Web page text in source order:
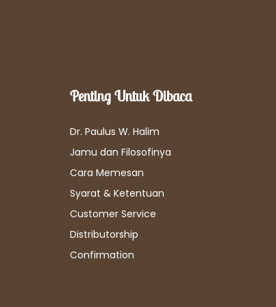
Penting Untuk Dibaca
Dr. Paulus W. Halim
Jamu dan Filosofinya
Cara Memesan
Syarat & Ketentuan
Customer Service
Distributorship
Confirmation